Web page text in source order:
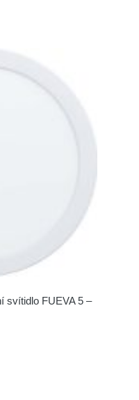
svítidlo FUEVA 5 –